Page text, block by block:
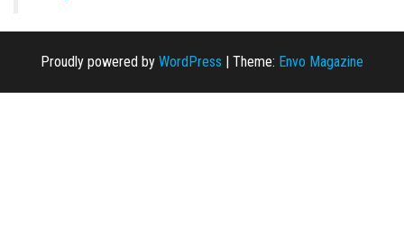
Proudly powered by WordPress | Theme: Envo Magazine